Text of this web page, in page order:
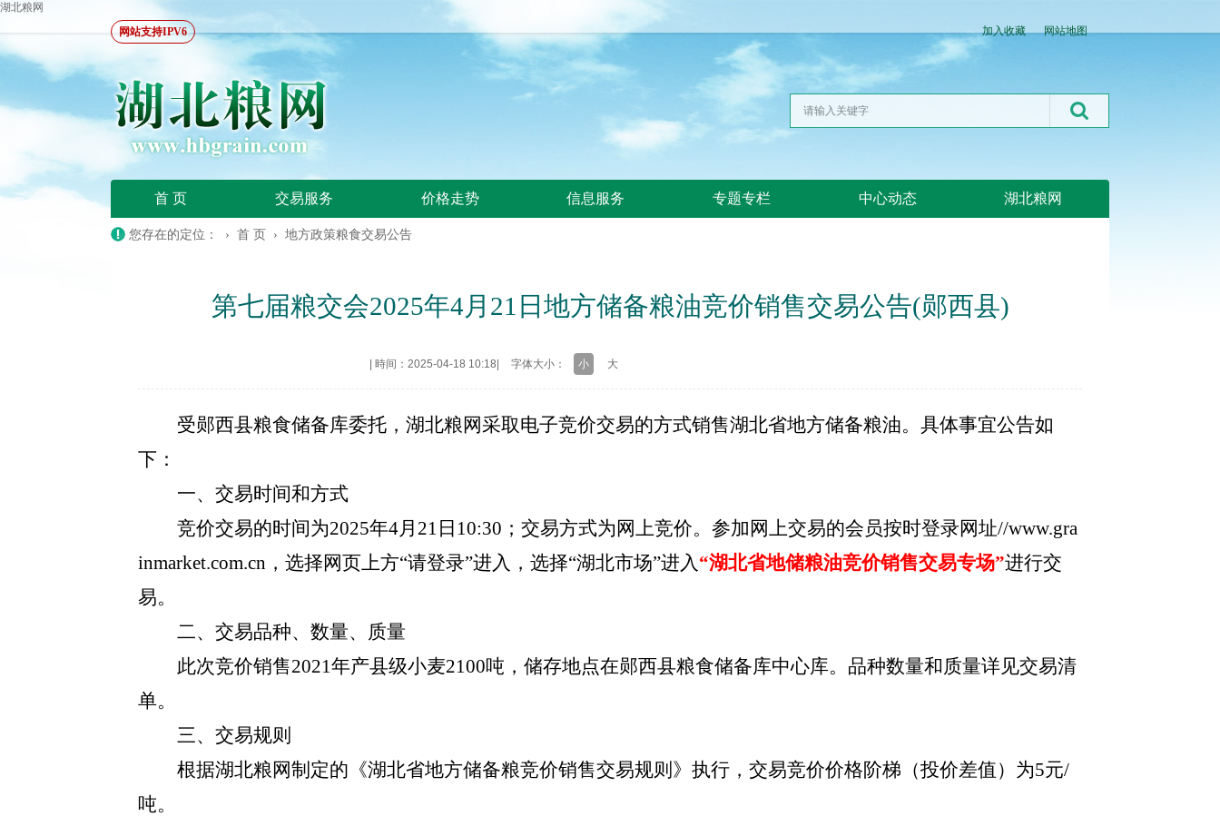
湖北粮网
网站支持IPV6
加入收藏 网站地图
首 页 交易服务 价格走势 信息服务 专题专栏 中心动态 湖北粮网
您存在的定位： › 首 页 › 地方政策粮食交易公告
第七届粮交会2025年4月21日地方储备粮油竞价销售交易公告(郧西县)
時间：2025-04-18 10:18 字体大小： 小 大
受郧西县粮食储备库委托，湖北粮网采取电子竞价交易的方式销售湖北省地方储备粮油。具体事宜公告如
下：
一、交易时间和方式
竞价交易的时间为2025年4月 21 日 10:30；交易方式为网上竞价。参加网上交易的会员按时登录网址//www.gra
inmarket.com.cn，选择网页上方“请登录”进入，选择“湖北市场”进入“湖北省地储粮油竞价销售交易专场”进行交
易。
二、交易品种、数量、质量
此次竞价销售2021年产县级小麦2100吨，储存地点在郧西县粮食储备库中心库。品种数量和质量详见交易清
单。
三、交易规则
根据湖北粮网制定的《湖北省地方储备粮竞价销售交易规则》执行，交易竞价价格阶梯（投价差值）为5元/
吨。